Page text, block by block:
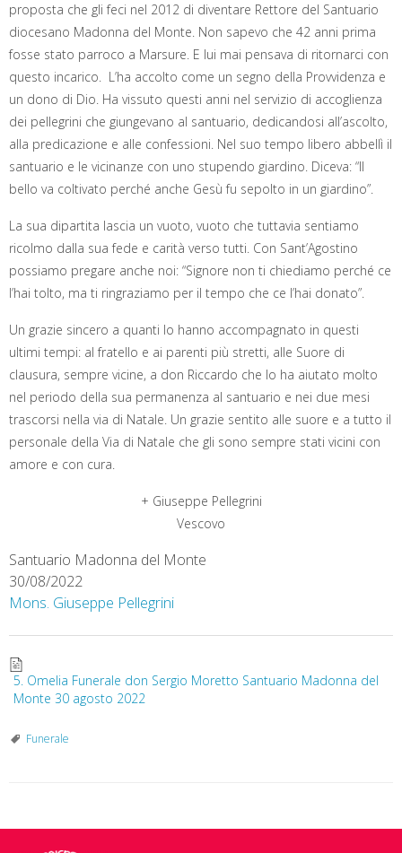
proposta che gli feci nel 2012 di diventare Rettore del Santuario
diocesano Madonna del Monte. Non sapevo che 42 anni prima
fosse stato parroco a Marsure. E lui mai pensava di ritornarci con
questo incarico. L’ha accolto come un segno della Provvidenza e
un dono di Dio. Ha vissuto questi anni nel servizio di accoglienza
dei pellegrini che giungevano al santuario, dedicandosi all’ascolto,
alla predicazione e alle confessioni. Nel suo tempo libero abbellì il
santuario e le vicinanze con uno stupendo giardino. Diceva: “Il
bello va coltivato perché anche Gesù fu sepolto in un giardino”.
La sua dipartita lascia un vuoto, vuoto che tuttavia sentiamo
ricolmo dalla sua fede e carità verso tutti. Con Sant’Agostino
possiamo pregare anche noi: “Signore non ti chiediamo perché ce
l’hai tolto, ma ti ringraziamo per il tempo che ce l’hai donato”.
Un grazie sincero a quanti lo hanno accompagnato in questi
ultimi tempi: al fratello e ai parenti più stretti, alle Suore di
clausura, sempre vicine, a don Riccardo che lo ha aiutato molto
nel periodo della sua permanenza al santuario e nei due mesi
trascorsi nella via di Natale. Un grazie sentito alle suore e a tutto il
personale della Via di Natale che gli sono sempre stati vicini con
amore e con cura.
+ Giuseppe Pellegrini
Vescovo
Santuario Madonna del Monte
30/08/2022
Mons. Giuseppe Pellegrini
5. Omelia Funerale don Sergio Moretto Santuario Madonna del
Monte 30 agosto 2022
Funerale